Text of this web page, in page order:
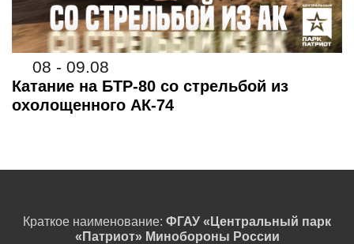
08 - 09.08
Катание на БТР-80 со стрельбой из
охолощенного АК-74
Краткое наименование: ФГАУ «Центральный парк
«Патриот» Минобороны России